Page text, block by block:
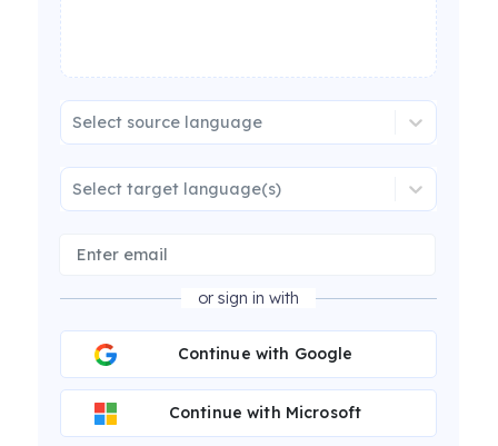
Select source language
Select target language(s)
or sign in with
Continue with Google
Continue with Microsoft